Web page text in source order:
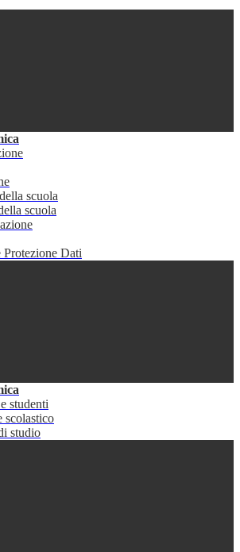
scuola
scuola
Protezione Dati
studenti
scolastico
studio